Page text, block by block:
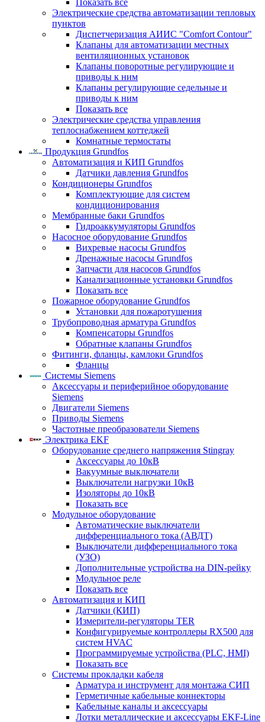
Показать все
Электрические средства автоматизации тепловых
пунктов
Диспетчеризация АИИС "Comfort Contour"
Клапаны для автоматизации местных
вентиляционных установок
Клапаны поворотные регулирующие и
приводы к ним
Клапаны регулирующие седельные и
приводы к ним
Показать все
Электрические средства управления
теплоснабжением коттеджей
Комнатные термостаты
Продукция Grundfos
Автоматизация и КИП Grundfos
Датчики давления Grundfos
Кондиционеры Grundfos
Комплектующие для систем
кондиционирования
Мембранные баки Grundfos
Гидроаккумуляторы Grundfos
Насосное оборудование Grundfos
Вихревые насосы Grundfos
Дренажные насосы Grundfos
Запчасти для насосов Grundfos
Канализационные установки Grundfos
Показать все
Пожарное оборудование Grundfos
Установки для пожаротушения
Трубопроводная арматура Grundfos
Компенсаторы Grundfos
Обратные клапаны Grundfos
Фитинги, фланцы, камлоки Grundfos
Фланцы
Системы Siemens
Аксессуары и периферийное оборудование
Siemens
Двигатели Siemens
Приводы Siemens
Частотные преобразователи Siemens
Электрика EKF
Оборудование среднего напряжения Stingray
Аксессуары до 10кВ
Вакуумные выключатели
Выключатели нагрузки 10кВ
Изоляторы до 10кВ
Показать все
Модульное оборудование
Автоматические выключатели
дифференциального тока (АВДТ)
Выключатели дифференциального тока
(УЗО)
Дополнительные устройства на DIN-рейку
Модульное реле
Показать все
Автоматизация и КИП
Датчики (КИП)
Измерители-регуляторы TER
Конфигурируемые контроллеры RX500 для
систем HVAC
Программируемые устройства (PLC, HMI)
Показать все
Системы прокладки кабеля
Арматура и инструмент для монтажа СИП
Герметичные кабельные коннекторы
Кабельные каналы и аксессуары
Лотки металлические и аксессуары EKF-Line